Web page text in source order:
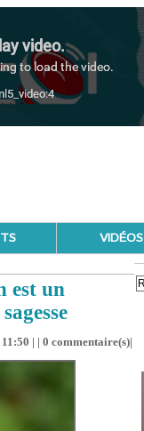
VIDÉOS
est un
| | 0 commentaire(s)|